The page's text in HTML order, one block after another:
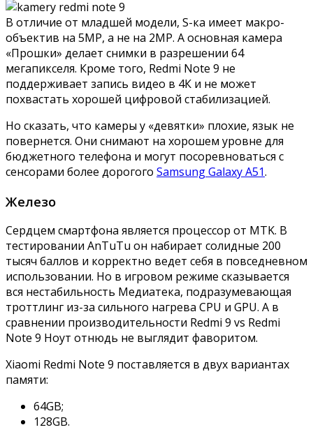
В отличие от младшей модели, S-ка имеет макро-
объектив на 5MP, а не на 2MP. А основная камера
«Прошки» делает снимки в разрешении 64
мегапикселя. Кроме того, Redmi Note 9 не
поддерживает запись видео в 4К и не может
похвастать хорошей цифровой стабилизацией.
Но сказать, что камеры у «девятки» плохие, язык не
повернется. Они снимают на хорошем уровне для
бюджетного телефона и могут посоревноваться с
сенсорами более дорогого Samsung Galaxy A51.
Железо
Сердцем смартфона является процессор от MTK. В
тестировании AnTuTu он набирает солидные 200
тысяч баллов и корректно ведет себя в повседневном
использовании. Но в игровом режиме сказывается
вся нестабильность Медиатека, подразумевающая
троттлинг из-за сильного нагрева CPU и GPU. А в
сравнении производительности Redmi 9 vs Redmi
Note 9 Ноут отнюдь не выглядит фаворитом.
Xiaomi Redmi Note 9 поставляется в двух вариантах
памяти:
64GB;
128GB.